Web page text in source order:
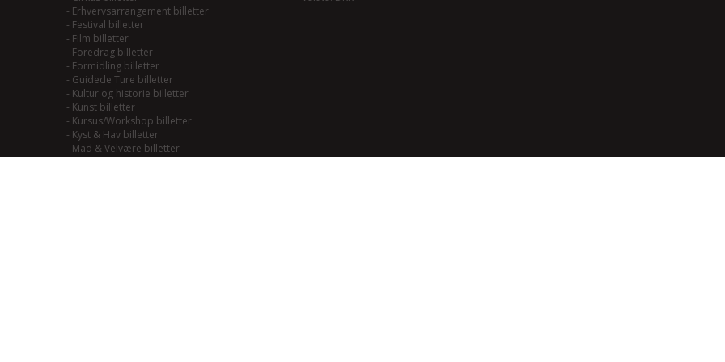
- Erhvervsarrangement billetter
- Festival billetter
- Film billetter
- Foredrag billetter
- Formidling billetter
- Guidede Ture billetter
- Kultur og historie billetter
- Kunst billetter
- Kursus/Workshop billetter
- Kyst & Hav billetter
- Mad & Velvære billetter